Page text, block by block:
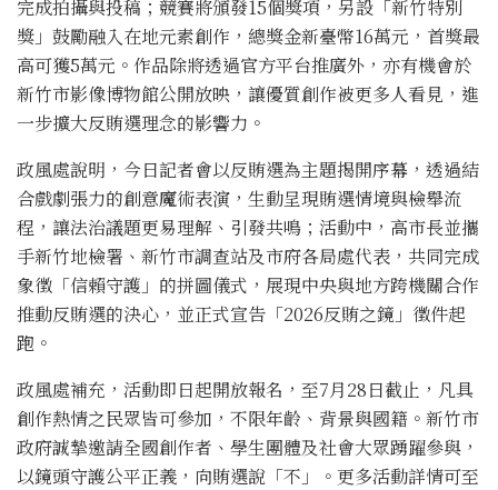
完成拍攝與投稿；競賽將頒發15個獎項，另設「新竹特別
獎」鼓勵融入在地元素創作，總獎金新臺幣16萬元，首獎最
高可獲5萬元。作品除將透過官方平台推廣外，亦有機會於
新竹市影像博物館公開放映，讓優質創作被更多人看見，進
一步擴大反賄選理念的影響力。
政風處說明，今日記者會以反賄選為主題揭開序幕，透過結
合戲劇張力的創意魔術表演，生動呈現賄選情境與檢舉流
程，讓法治議題更易理解、引發共鳴；活動中，高市長並攜
手新竹地檢署、新竹市調查站及市府各局處代表，共同完成
象徵「信賴守護」的拼圖儀式，展現中央與地方跨機關合作
推動反賄選的決心，並正式宣告「2026反賄之鏡」徵件起
跑。
政風處補充，活動即日起開放報名，至7月28日截止，凡具
創作熱情之民眾皆可參加，不限年齡、背景與國籍。新竹市
政府誠摯邀請全國創作者、學生團體及社會大眾踴躍參與，
以鏡頭守護公平正義，向賄選說「不」。更多活動詳情可至